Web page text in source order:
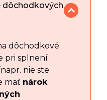
dôchodkových
dôchodkové
pri splnení
nie ste
mať nárok